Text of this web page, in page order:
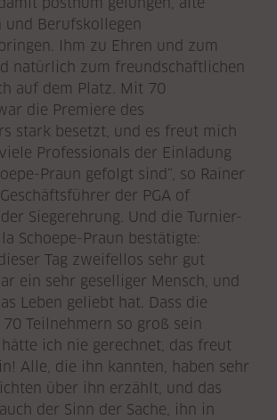
und Berufskollegen
Ihm zu Ehren und zum
natürlich zum freundschaftlichen
auf dem Platz. Mit 70
die Premiere des
stark besetzt, und es freut mich
Professionals der Einladung
Praun gefolgt sind“, so Rainer
der PGA of
Siegerehrung. Und die Turnier-
Schoepe-Praun bestätigte:
Tag zweifellos sehr gut
ein sehr geselliger Mensch, und
Leben geliebt hat. Dass die
70 Teilnehmern so groß sein
ich nie gerechnet, das freut
Alle, die ihn kannten, haben sehr
über ihn erzählt, und das
der Sinn der Sache, ihn in